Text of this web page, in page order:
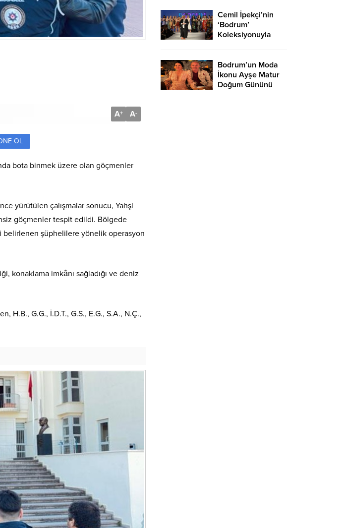
A+ A-
OL
bota binmek üzere olan göçmenler
yürütülen çalışmalar sonucu, Yahşi
göçmenler tespit edildi. Bölgede
belirlenen şüphelilere yönelik operasyon
konaklama imkânı sağladığı ve deniz
H.B., G.G., İ.D.T., G.S., E.G., S.A., N.Ç.,
Kutlandı
Cemil İpekçi’nin
‘Bodrum’
Koleksiyonuyla
Bodrum’un Moda
İkonu Ayşe Matur
Doğum Gününü